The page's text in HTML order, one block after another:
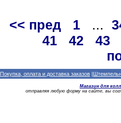
<< пред 1 ...
41
42
43
Покупка, оплата и доставка заказов |
Магазин для
отправляя любую форму на сайте, вы